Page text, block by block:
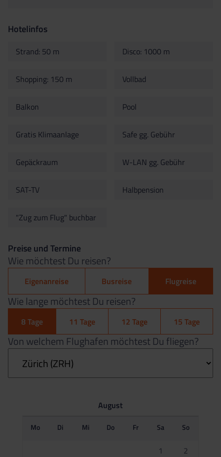
Hotelinfos
Strand: 50 m Disco: 1000 m
Shopping: 150 m Vollbad
Balkon Pool
Gratis Klimaanlage Safe gg. Gebühr
Gepäckraum W-LAN gg. Gebühr
SAT-TV Halbpension
"Zug zum Flug" buchbar
Preise und Termine
Wie möchtest Du reisen?
Eigenanreise Busreise Flugreise
Wie lange möchtest Du reisen?
8 Tage 11 Tage 12 Tage 15 Tage
Von welchem Flughafen möchtest Du fliegen?
August
Mo Di Mi Do Fr Sa So
1 2